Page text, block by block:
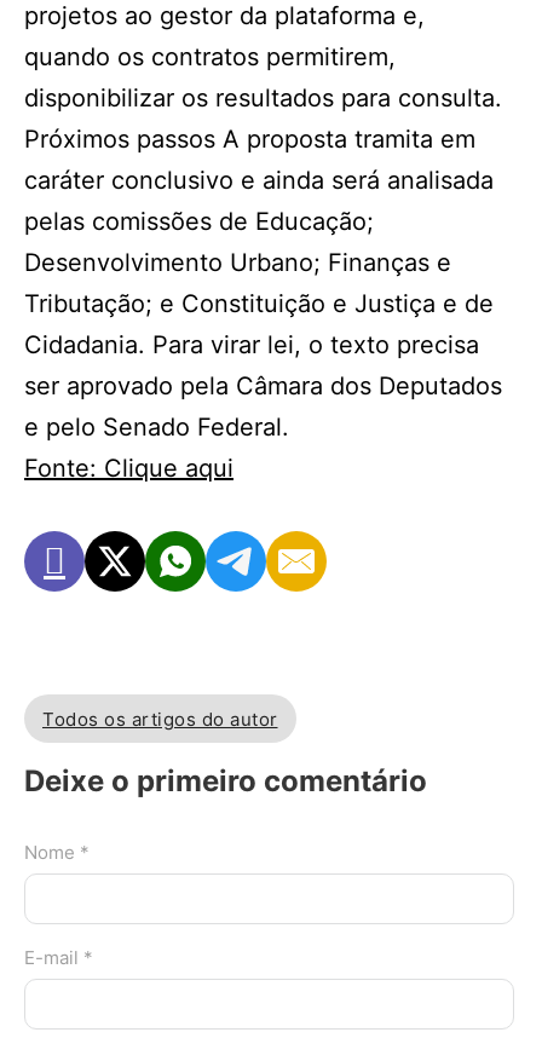
projetos ao gestor da plataforma e,
quando os contratos permitirem,
disponibilizar os resultados para consulta.
Próximos passos A proposta tramita em
caráter conclusivo e ainda será analisada
pelas comissões de Educação;
Desenvolvimento Urbano; Finanças e
Tributação; e Constituição e Justiça e de
Cidadania. Para virar lei, o texto precisa
ser aprovado pela Câmara dos Deputados
e pelo Senado Federal.
Fonte: Clique aqui
Todos os artigos do autor
Deixe o primeiro comentário
Nome *
E-mail *